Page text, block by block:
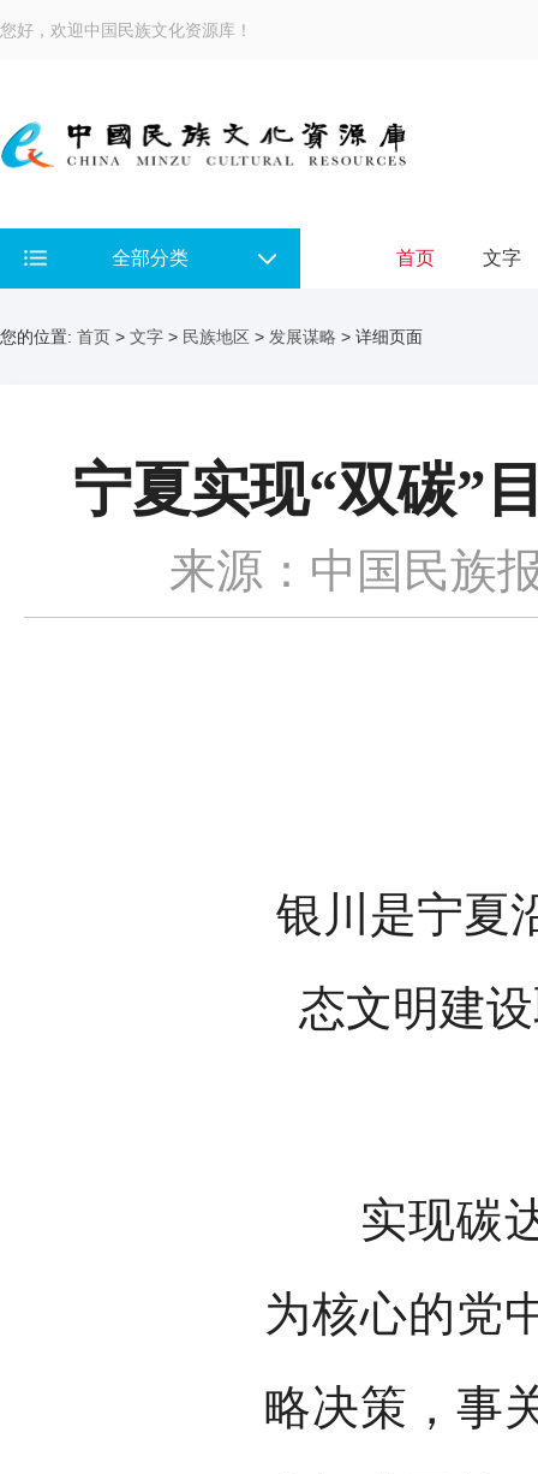
您好，欢迎中国民族文化资源库！
全部分类 首页 文字
您的位置: 首页 > 文字 > 民族地区 > 发展谋略 > 详细页面
宁夏实现“双碳”
来源：中国民族
银川是宁夏
态文明建
实现碳达
为核心的党
略决策，事